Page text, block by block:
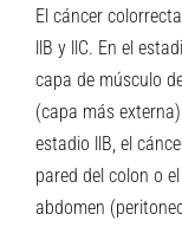
El cáncer
llB y llC. En el
capa de músculo
(capa más
estadio llB, el
pared del colon o
abdomen